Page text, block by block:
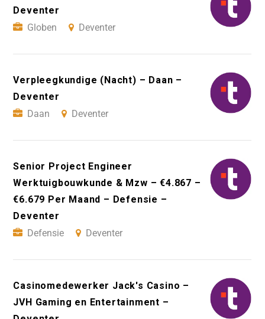
Deventer
Globen
Deventer
Verpleegkundige (Nacht) – Daan –
Deventer
Daan
Deventer
Senior Project Engineer
Werktuigbouwkunde & Mzw – €4.867 –
€6.679 Per Maand – Defensie –
Deventer
Defensie
Deventer
Casinomedewerker Jack's Casino –
JVH Gaming en Entertainment –